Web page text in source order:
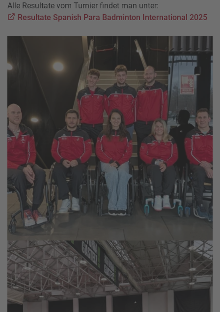
Alle Resultate vom Turnier findet man unter:
Resultate Spanish Para Badminton International 2025